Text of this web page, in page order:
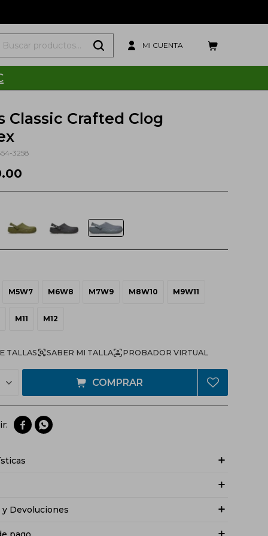
Classic Crafted Clog
3258
M5W7 M6W8 M7W9 M8W10 M9W11
M11 M12
TALLAS PROBADOR VIRTUAL
COMPRAR
 
y Devoluciones